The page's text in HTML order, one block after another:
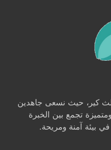
كير، حيث نسعى جاهدين
تجمع بين الخبرة
في بيئة آمنة ومريحة.